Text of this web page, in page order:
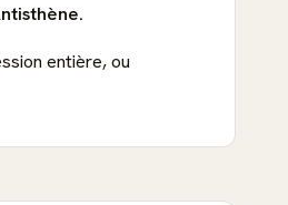
entière, ou